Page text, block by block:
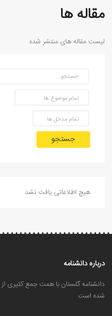
مقاله ها
لیست مقاله های منتشر شده
جستجو
هیچ اطلاعاتی یافت نشد
درباره دانشنامه
دانشنامه گلستان با همت جمع کثیری
شده است